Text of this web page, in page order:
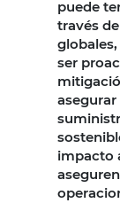
puede
través
ser
asegurar
impacto